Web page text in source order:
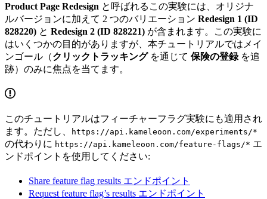
Product Page Redesign と呼ばれるこの実験には、オリジナ
ルバージョンに加えて 2 つのバリエーション Redesign 1 (ID
828220) と Redesign 2 (ID 828221) が含まれます。この実験に
はいくつかの目的がありますが、本チュートリアルではメイ
ンゴール（クリックトラッキングを通じて 保険の登録を追
跡）のみに焦点を当てます。
このチュートリアルはフィーチャーフラグ実験にも適用され
ます。ただし、
https://api.kameleoon.com/experiments/*
の代わりに https://api.kameleoon.com/feature-flags/* エ
ンドポイントを使用してください:
Share feature flag results エンドポイント
Request feature flag’s results エンドポイント